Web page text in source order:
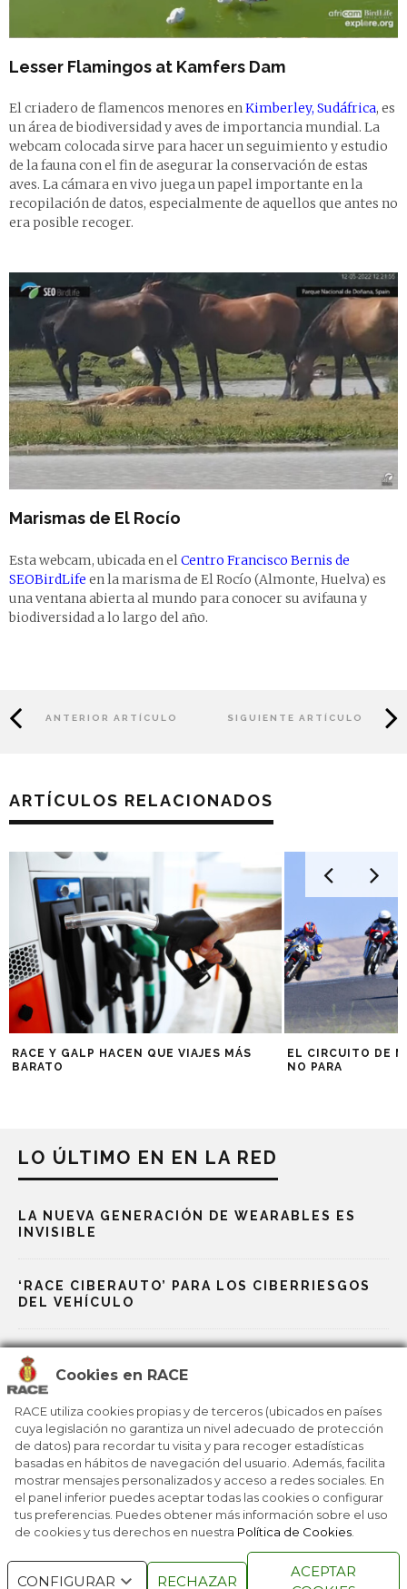
Cookies en RACE
RACE utiliza cookies propias y de terceros (ubicados en países
cuya legislación no garantiza un nivel adecuado de protección
de datos) para recordar tu visita y para recoger estadísticas
basadas en hábitos de navegación del usuario. Además, facilita
mostrar mensajes personalizados y acceso a redes sociales. En
el panel inferior puedes aceptar todas las cookies o configurar
tus preferencias. Puedes obtener más información sobre el uso
de cookies y tus derechos en nuestra Política de Cookies
CONFIGURAR RECHAZAR
ACEPTAR
Lesser Flamingos at Kamfers Dam
El criadero de flamencos menores enKimberley, Sudáfrica, es
un área de biodiversidad y aves de importancia mundial. La
webcam colocada sirve para hacer un seguimiento y estudio
de la fauna con el fin de asegurar la conservación de estas
aves. La cámara en vivo juega un papel importante en la
recopilación de datos, especialmente de aquellos que antes no
era posible recoger.
Marismas de El Rocío
Esta webcam, ubicada en elCentro Francisco Bernis de
SEOBirdLife en la marisma de El Rocío (Almonte, Huelva) es
una ventana abierta al mundo para conocer su avifauna y
biodiversidad a lo largo del año.
ANTERIOR ARTÍCULO SIGUIENTE ARTÍCULO
ARTÍCULOS RELACIONADOS
RACE Y GALP HACEN QUE VIAJES MÁS
BARATO
EL CIRCUITO DE
NO PARA
LO ÚLTIMO EN EN LA RED
LA NUEVA GENERACIÓN DE WEARABLES ES
INVISIBLE
‘RACE CIBERAUTO’ PARA LOS CIBERRIESGOS
DEL VEHÍCULO
DE DOCTOR GOOGLE A DOCTOR CHATPGT
JOYERÍA Y TECNOLOGÍA SE DAN LA MANO
EL EFECTO SOUFFLÉ EN REDES SOCIALES
TODOS LOS DERECHOS
RESERVADOS